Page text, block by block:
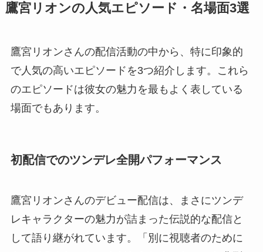
鷹宮リオンの人気エピソード・名場面3選
鷹宮リオンさんの配信活動の中から、特に印象的
で人気の高いエピソードを3つ紹介します。これら
のエピソードは彼女の魅力を最もよく表している
場面でもあります。
初配信でのツンデレ全開パフォーマンス
鷹宮リオンさんのデビュー配信は、まさにツンデ
レキャラクターの魅力が詰まった伝説的な配信と
して語り継がれています。「別に視聴者のために